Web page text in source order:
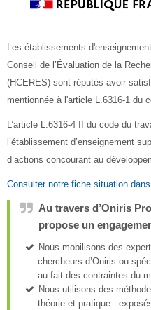
Les établissements
Conseil de l’Évaluation de la
(HCERES) sont réputés avoir
mentionnée à l'article L.6316-1 du
L’article L.6316-4 II du code du
l’établissement d’enseignement
d’actions concourant au
Consulter notre fiche situation
Au travers d’Oniris
propose un
Nous mobilisons des
chercheurs d’Oniris ou
au fait des contraintes du
Nous utilisons des
théorie et pratique :